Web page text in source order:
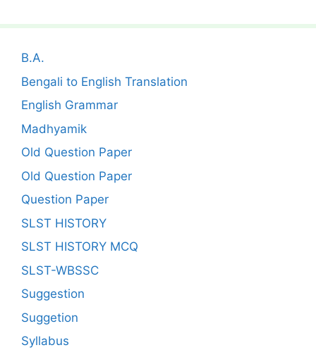
B.A.
Bengali to English Translation
English Grammar
Madhyamik
Old Question Paper
Old Question Paper
Question Paper
SLST HISTORY
SLST HISTORY MCQ
SLST-WBSSC
Suggestion
Suggetion
Syllabus